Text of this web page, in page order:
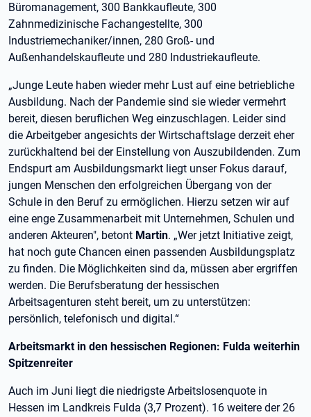
Büromanagement, 300 Bankkaufleute, 300
Zahnmedizinische Fachangestellte, 300
Industriemechaniker/innen, 280 Groß- und
Außenhandelskaufleute und 280 Industriekaufleute.
„Junge Leute haben wieder mehr Lust auf eine betriebliche
Ausbildung. Nach der Pandemie sind sie wieder vermehrt
bereit, diesen beruflichen Weg einzuschlagen. Leider sind
die Arbeitgeber angesichts der Wirtschaftslage derzeit eher
zurückhaltend bei der Einstellung von Auszubildenden. Zum
Endspurt am Ausbildungsmarkt liegt unser Fokus darauf,
jungen Menschen den erfolgreichen Übergang von der
Schule in den Beruf zu ermöglichen. Hierzu setzen wir auf
eine enge Zusammenarbeit mit Unternehmen, Schulen und
anderen Akteuren", betont Martin. „Wer jetzt Initiative zeigt,
hat noch gute Chancen einen passenden Ausbildungsplatz
zu finden. Die Möglichkeiten sind da, müssen aber ergriffen
werden. Die Berufsberatung der hessischen
Arbeitsagenturen steht bereit, um zu unterstützen:
persönlich, telefonisch und digital.“
Arbeitsmarkt in den hessischen Regionen: Fulda weiterhin
Spitzenreiter
Auch im Juni liegt die niedrigste Arbeitslosenquote in
Hessen im Landkreis Fulda (3,7 Prozent). 16 weitere der 26